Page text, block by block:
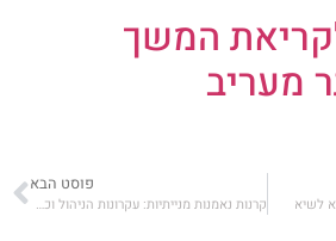
המשך
מעריב
פוסט הבא
קרנות נאמנות מנייתיות: עקרונות הניהול וכלים לבחינת ההשקעה